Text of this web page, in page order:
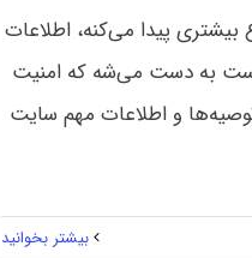
بیشتری پیدا می‌کنه، اطلاعات
دست به دست می‌شه که امنیت
و اطلاعات مهم سایت
بیشتر بخوانید